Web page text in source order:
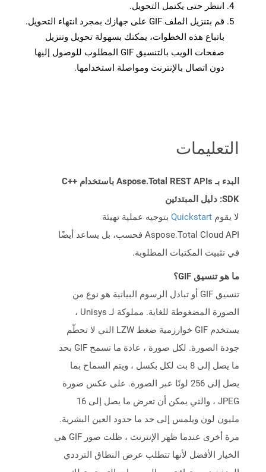
انتظر حتى يكتمل التحويل.
قم بتنزيل الملف GIF على جهازك بمجرد انتهاء التحويل.
باتباع هذه الخطوات، يمكنك بسهولة تحويل وتنزيل
صفحات الويب بالتنسيق GIF المطلوب للوصول إليها
دون اتصال بالإنترنت ومواصلة استخدامها.
التعليمات
البدء بـ Aspose.Total REST APIs باستخدام C++
SDK: دليل المبتدئين
لا يقوم Quickstart بتوجيه عملية تهيئة
Aspose.Total Cloud API فحسب، بل يساعد أيضًا
في تثبيت المكتبات المطلوبة.
ما هو تنسيق GIF؟
تنسيق GIF أو تبادل الرسوم البيانية هو نوع من
الصورة المضغوطة للغاية. مملوكة لـ Unisys ،
يستخدم GIF خوارزمية ضغط LZW التي لا تحطّم
جودة الصورة. لكل صورة ، عادة ما تسمح GIF بحد
ما يصل إلى 8 بت لكل بكسل ، ويتم السماح بما
يصل إلى 256 لونًا عبر الصورة. على عكس صورة
JPEG ، والتي يمكن أن تعرض ما يصل إلى 16
مليون لون ويلمس إلى حد ما حدود العين البشرية.
مرة أخرى عندما ظهر الإنترنت ، ظلت صور GIF هي
الخيار الأفضل لأنها تتطلب عرض النطاق الترددي